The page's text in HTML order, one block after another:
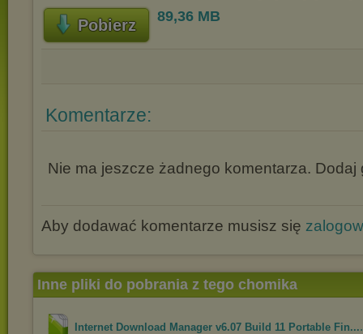
Pobierz 89,36 MB
Komentarze:
Nie ma jeszcze żadnego komentarza. Dodaj
Aby dodawać komentarze musisz się
Inne pliki do pobrania z tego chomika
Internet Download Manager v6.07 Build 11 Portable Fin...